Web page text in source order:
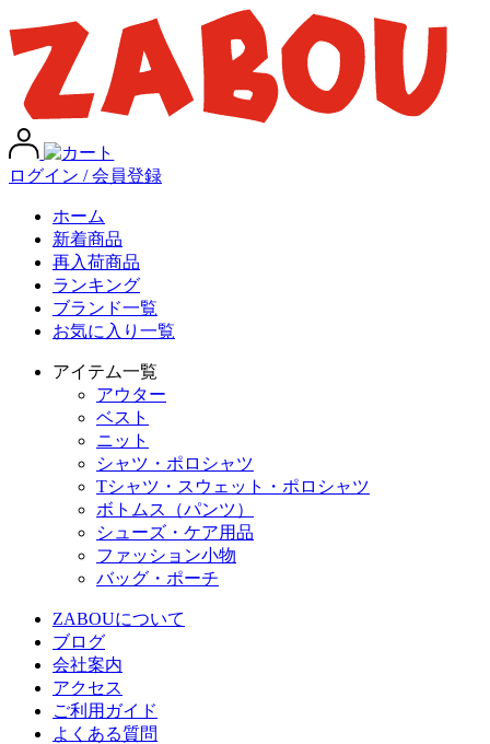
ログイン / 会員登録
ホーム
新着商品
再入荷商品
ランキング
ブランド一覧
お気に入り一覧
アイテム一覧
アウター
ベスト
ニット
シャツ・ポロシャツ
Tシャツ・スウェット・ポロシャツ
ボトムス（パンツ）
シューズ・ケア用品
ファッション小物
バッグ・ポーチ
ZABOUについて
ブログ
会社案内
アクセス
ご利用ガイド
よくある質問